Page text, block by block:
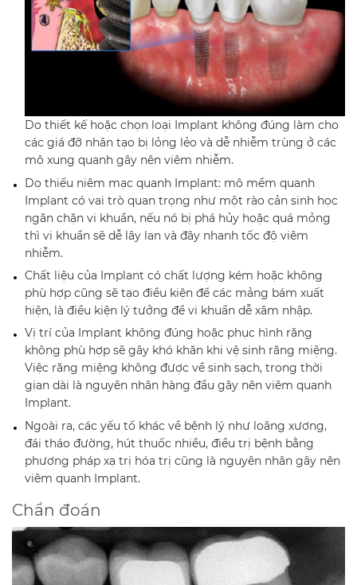
Do thiết kế hoặc chọn loại Implant không đúng làm cho
các giá đỡ nhân tạo bị lỏng lẻo và dễ nhiễm trùng ở các
mô xung quanh gây nên viêm nhiễm.
Do thiếu niêm mạc quanh Implant: mô mềm quanh
Implant có vai trò quan trọng như một rào cản sinh học
ngăn chặn vi khuẩn, nếu nó bị phá hủy hoặc quá mỏng
thì vi khuẩn sẽ dễ lây lan và đây nhanh tốc độ viêm
nhiễm.
Chất liệu của Implant có chất lượng kém hoặc không
phù hợp cũng sẽ tạo điều kiện để các mảng bám xuất
hiện, là điều kiện lý tưởng để vi khuẩn dễ xâm nhập.
Vị trí của Implant không đúng hoặc phục hình răng
không phù hợp sẽ gây khó khăn khi vệ sinh răng miệng.
Việc răng miệng không được về sinh sạch, trong thời
gian dài là nguyên nhân hàng đầu gây nên viêm quanh
Implant.
Ngoài ra, các yếu tố khác về bệnh lý như loãng xương,
đái tháo đường, hút thuốc nhiều, điều trị bệnh bằng
phương pháp xạ trị hóa trị cũng là nguyên nhân gây nên
viêm quanh Implant.
Chẩn đoán